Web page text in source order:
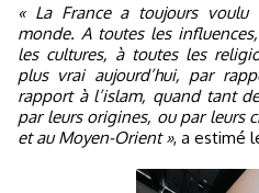
« La France a toujours
monde. A toutes les
les cultures, à toutes les
plus vrai aujourd’hui, par
rapport à l’islam, quand tant
par leurs origines, ou par leurs
et au Moyen-Orient », a estimé